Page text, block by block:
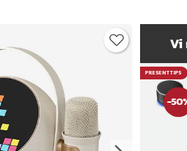
Vi
-50
PRESENTTIPS